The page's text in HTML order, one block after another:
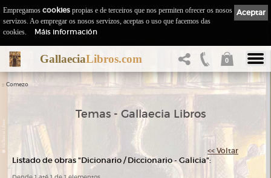
GallaeciaLibros.com 0
:: Comezo
Temas - Gallaecia Libros
<< Voltar
Listado de obras "Dicionario / Diccionario - Galicia":
Aceptar
Empregamos cookies propias e de terceiros que nos permiten ofrecer os nosos
servizos. Ao empregar os nosos servizos, aceptas o uso que facemos das
cookies.
Máis información